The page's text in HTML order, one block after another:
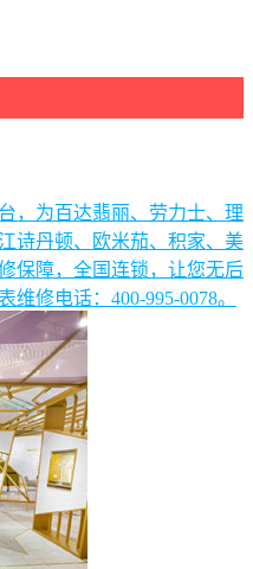
，为百达翡丽、劳力士、理
诗丹顿、欧米茄、积家、美
保障，全国连锁，让您无后
修电话：400-995-0078。